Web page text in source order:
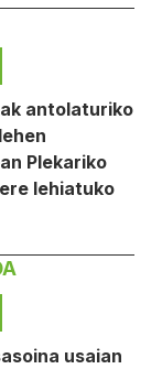
antolaturiko
Plekariko
lehiatuko
usaian